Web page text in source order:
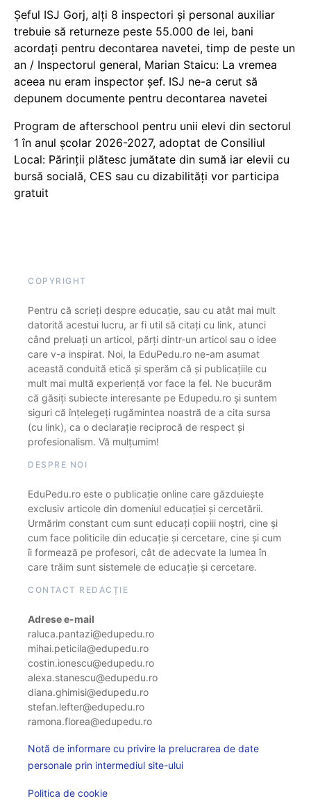
Șeful ISJ Gorj, alți 8 inspectori și personal auxiliar
trebuie să returneze peste 55.000 de lei, bani
acordați pentru decontarea navetei, timp de peste un
an / Inspectorul general, Marian Staicu: La vremea
aceea nu eram inspector șef. ISJ ne-a cerut să
depunem documente pentru decontarea navetei
Program de afterschool pentru unii elevi din sectorul
1 în anul școlar 2026-2027, adoptat de Consiliul
Local: Părinții plătesc jumătate din sumă iar elevii cu
bursă socială, CES sau cu dizabilităţi vor participa
gratuit
COPYRIGHT
Pentru că scrieți despre educație, sau cu atât mai mult
datorită acestui lucru, ar fi util să citați cu link, atunci
când preluați un articol, părți dintr-un articol sau o idee
care v-a inspirat. Noi, la EduPedu.ro ne-am asumat
această conduită etică și sperăm că și publicațiile cu
mult mai multă experiență vor face la fel. Ne bucurăm
că găsiți subiecte interesante pe Edupedu.ro și suntem
siguri că înțelegeți rugămintea noastră de a cita sursa
(cu link), ca o declarație reciprocă de respect și
profesionalism. Vă mulțumim!
DESPRE NOI
EduPedu.ro este o publicație online care găzduiește
exclusiv articole din domeniul educației și cercetării.
Urmărim constant cum sunt educați copiii noștri, cine și
cum face politicile din educație și cercetare, cine și cum
îi formează pe profesori, cât de adecvate la lumea în
care trăim sunt sistemele de educație și cercetare.
CONTACT REDACȚIE
Adrese e-mail
raluca.pantazi@edupedu.ro
mihai.peticila@edupedu.ro
costin.ionescu@edupedu.ro
alexa.stanescu@edupedu.ro
diana.ghimisi@edupedu.ro
stefan.lefter@edupedu.ro
ramona.florea@edupedu.ro
Notă de informare cu privire la prelucrarea de date
personale prin intermediul site-ului
Politica de cookie